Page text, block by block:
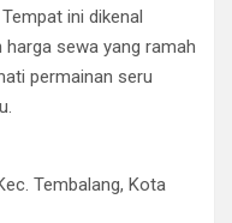
ini dikenal
sewa yang ramah
permainan seru
Tembalang, Kota